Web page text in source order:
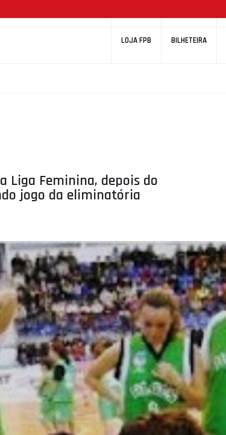
LOJA FPB BILHETEIRA
Liga Feminina, depois do
jogo da eliminatória